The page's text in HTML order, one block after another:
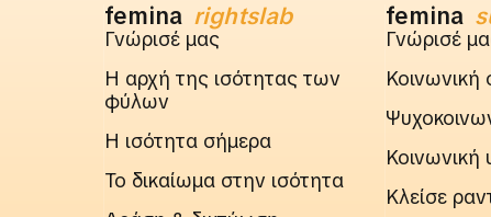
femina rightslab
Γνώρισέ μας
Η αρχή της ισότητας των
φύλων
Η ισότητα σήμερα
Το δικαίωμα στην ισότητα
femina
Γνώρισέ
Κοινωνική
Κοινωνική
Κλείσε